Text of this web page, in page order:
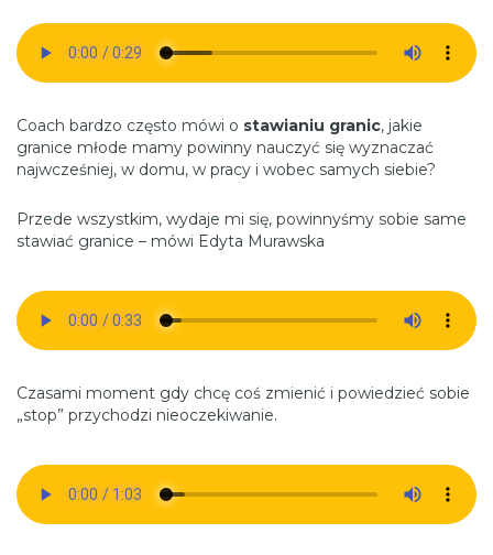
Coach bardzo często mówi o stawianiu granic, jakie
granice młode mamy powinny nauczyć się wyznaczać
najwcześniej, w domu, w pracy i wobec samych siebie?
Przede wszystkim, wydaje mi się, powinnyśmy sobie same
stawiać granice – mówi Edyta Murawska
Czasami moment gdy chcę coś zmienić i powiedzieć sobie
„stop” przychodzi nieoczekiwanie.